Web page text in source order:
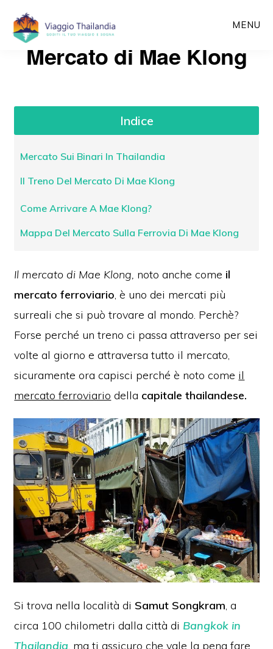
Passa
contenuto
MENU
Mercato di Mae Klong
Indice
Mercato Sui Binari In Thailandia
Il Treno Del Mercato Di Mae Klong
Come Arrivare A Mae Klong?
Mappa Del Mercato Sulla Ferrovia Di Mae Klong
Il mercato di Mae Klong, noto anche come il
mercato ferroviario, è uno dei mercati più
surreali che si può trovare al mondo. Perchè?
Forse perché un treno ci passa attraverso per sei
volte al giorno e attraversa tutto il mercato,
sicuramente ora capisci perché è noto come il
mercato ferroviario della capitale thailandese.
Si trova nella località di Samut Songkram, a
circa 100 chilometri dalla città di Bangkok in
Thailandia, ma ti assicuro che vale la pena fare